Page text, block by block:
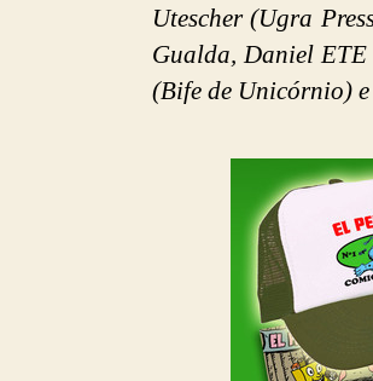
Utescher (Ugra
Gualda, Daniel
(Bife de Unicórnio)